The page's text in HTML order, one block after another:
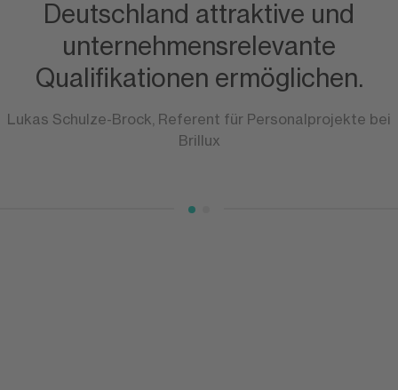
Deutschland attraktive und
unternehmensrelevante
Qualifikationen ermöglichen.
Lukas Schulze-Brock, Referent für Personalprojekte bei
Brillux